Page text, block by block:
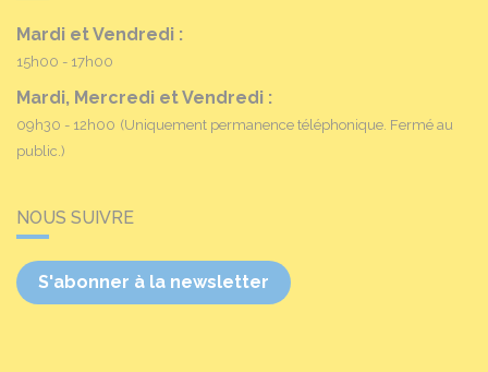
Mardi et Vendredi :
15h00 - 17h00
Mardi, Mercredi et Vendredi :
09h30 - 12h00 (Uniquement permanence téléphonique. Fermé au
public.)
NOUS SUIVRE
S'abonner à la newsletter